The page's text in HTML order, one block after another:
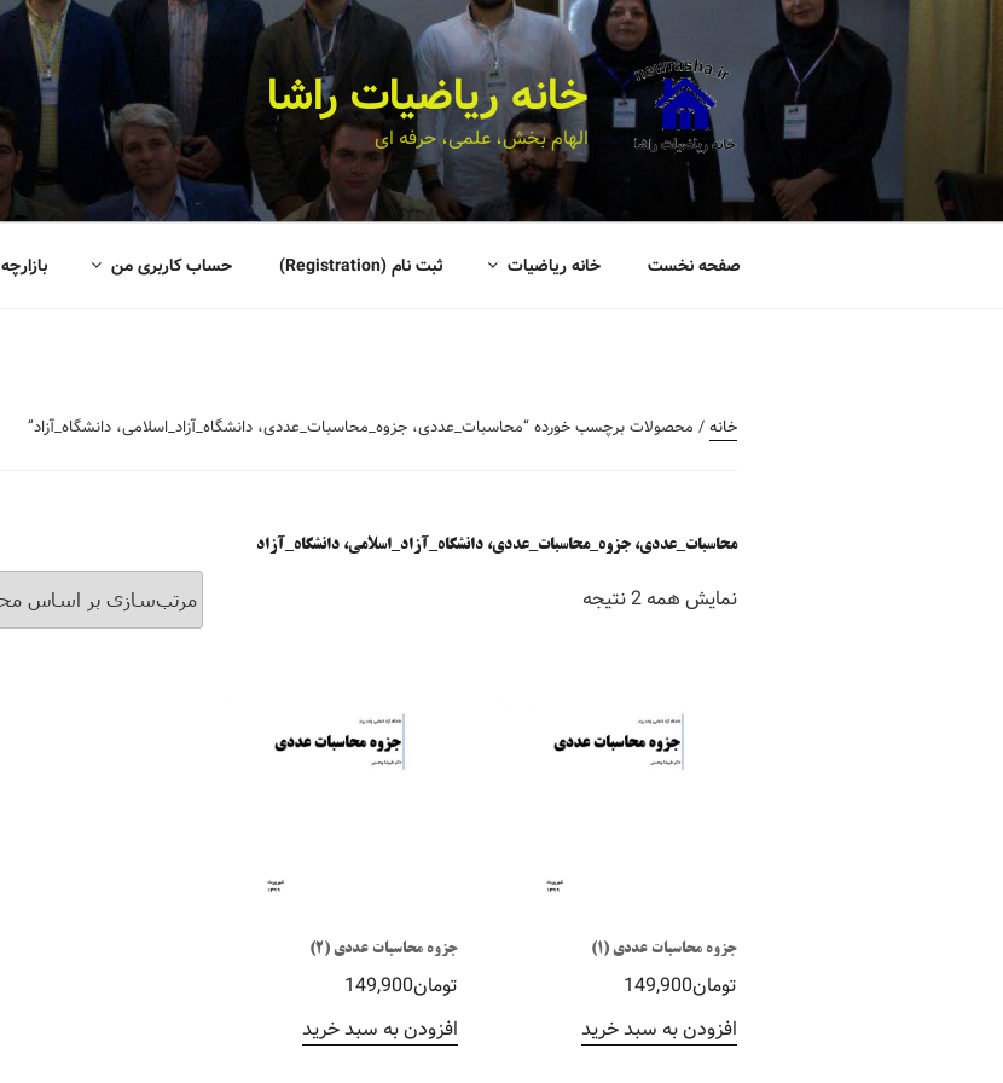
خانه ریاضیات راشا
الهام بخش، علمی، حرفه ای
صفحه نخست خانه ریاضیات ثبت نام (Registration) حساب کاربری من بازارچه
خانه/ محصولات برچسب خورده “محاسبات_عددی، جزوه_محاسبات_عددی، دانشگاه_آزاد_اسلامی، دانشگاه_آزاد”
محاسبات_عددی، جزوه_محاسبات_عددی، دانشگاه_آزاد_اسلامی، دانشگاه_آزاد
نمایش همه 2 نتیجه
جزوه محاسبات عددی (1)
تومان149,900
افزودن به سبد خرید
جزوه محاسبات عددی (2)
تومان149,900
افزودن به سبد خرید